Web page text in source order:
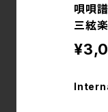
唄唄
三絃楽